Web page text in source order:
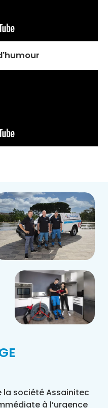
la société Assainitec
à l’urgence